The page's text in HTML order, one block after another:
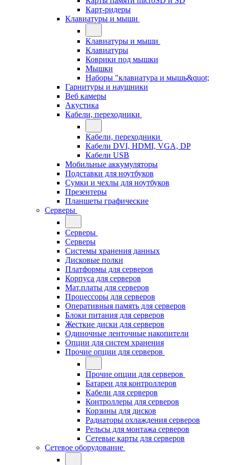
Карт-ридеры
Клавиатуры и мыши
Клавиатуры и мыши
Клавиатуры
Коврики под мышки
Мышки
Наборы "клавиатура и мышь&quot;
Гарнитуры и наушники
Веб камеры
Акустика
Кабели, переходники
Кабели, переходники
Кабели DVI, HDMI, VGA, DP
Кабели USB
Мобильные аккумуляторы
Подставки для ноутбуков
Сумки и чехлы для ноутбуков
Презентеры
Планшеты графические
Серверы
Серверы
Серверы
Системы хранения данных
Дисковые полки
Платформы для серверов
Корпуса для серверов
Мат.платы для серверов
Процессоры для серверов
Оперативныя память для серверов
Блоки питания для серверов
Жесткие диски для серверов
Одиночные ленточные накопители
Опции для систем хранения
Прочие опции для серверов
Прочие опции для серверов
Батареи для контроллеров
Кабели для серверов
Контроллеры для серверов
Корзины для дисков
Радиаторы охлаждения серверов
Рельсы для монтажа серверов
Сетевые карты для серверов
Сетевое оборудование